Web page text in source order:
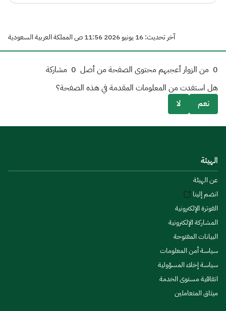
آخر تحديث: 16 يونيو 2026 11:56 ص المملكة العربية السعودية
0 من الزوار أعجبهم محتوى الصفحة من أصل 0 مشاركة
هل استفدت من المعلومات المقدمة في هذه الصفحة؟
نعم
لا
الهيئة
عن الهيئة
انضم إلينا
الفوترة الإلكترونية
المشاركة الإلكترونية
البيانات المفتوحة
سياسة أمن المعلومات
سياسة إخلاء المسؤولية
اتفاقية مستوى الخدمة
ميثاق المتعاملين